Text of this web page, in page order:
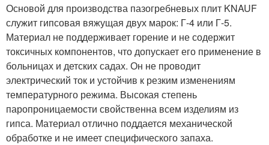
Основой для производства пазогребневых плит KNAUF
служит гипсовая вяжущая двух марок: Г-4 или Г-5.
Материал не поддерживает горение и не содержит
токсичных компонентов, что допускает его применение в
больницах и детских садах. Он не проводит
электрический ток и устойчив к резким изменениям
температурного режима. Высокая степень
паропроницаемости свойственна всем изделиям из
гипса. Материал отлично поддается механической
обработке и не имеет специфического запаха.